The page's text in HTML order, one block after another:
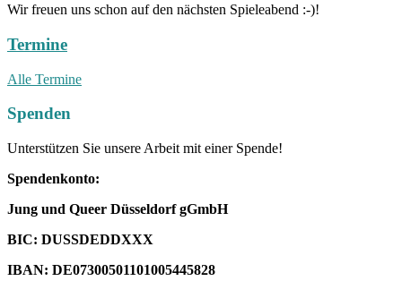
Wir freuen uns schon auf den nächsten Spieleabend :-)!
Termine
Alle Termine
Spenden
Unterstützen Sie unsere Arbeit mit einer Spende!
Spendenkonto:
Jung und Queer Düsseldorf gGmbH
BIC: DUSSDEDDXXX
IBAN: DE07300501101005445828